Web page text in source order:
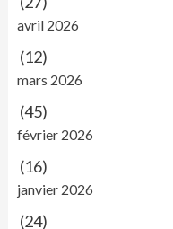
avril 2026
(12)
mars 2026
(45)
février 2026
(16)
janvier 2026
(24)